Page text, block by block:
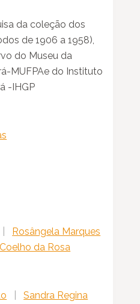
da coleção dos
de 1906 a 1958),
do Museu da
MUFPAe do Instituto
-IHGP
Rosângela Marques
da Rosa
Sandra Regina